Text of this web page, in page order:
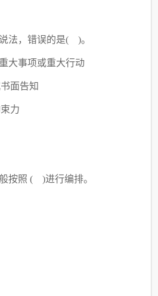
法，错误的是( )。
大事项或重大行动
面告知
力
按照 ( )进行编排。